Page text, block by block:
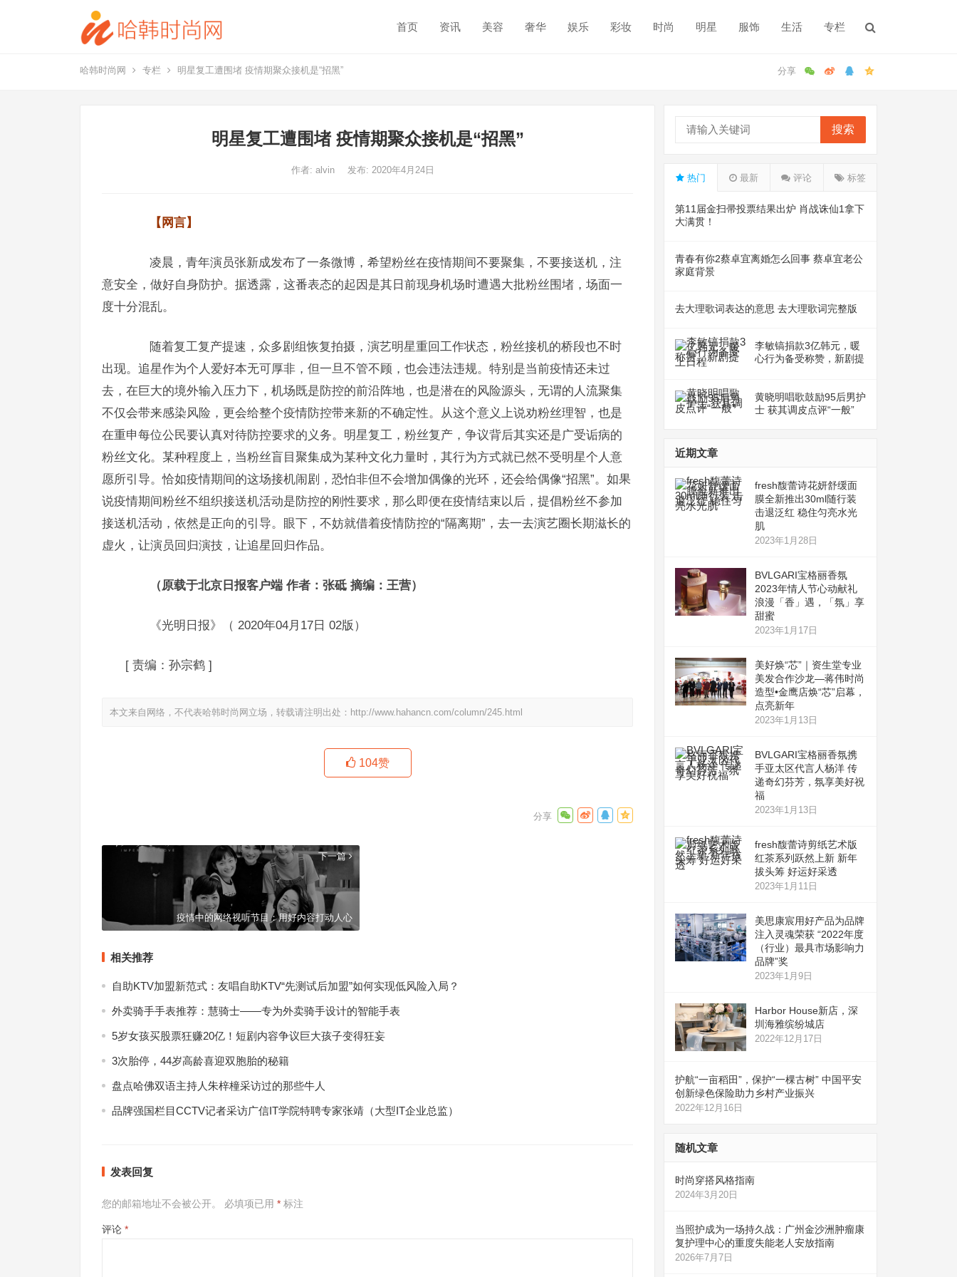
首页 资讯 美容 奢华 娱乐 彩妆 时尚 明星 服饰 生活 专栏
哈韩时尚网 专栏 明星复工遭围堵 疫情期聚众接机是“招黑”
明星复工遭围堵 疫情期聚众接机是“招黑”
作者: alvin 发布: 2020年4月24日
【网言】
凌晨，青年演员张新成发布了一条微博，希望粉丝在疫情期间不要聚集，不要接送机，注
意安全，做好自身防护。据透露，这番表态的起因是其日前现身机场时遭遇大批粉丝围堵，场面一
度十分混乱。
随着复工复产提速，众多剧组恢复拍摄，演艺明星重回工作状态，粉丝接机的桥段也不时
出现。追星作为个人爱好本无可厚非，但一旦不管不顾，也会违法违规。特别是当前疫情还未过
去，在巨大的境外输入压力下，机场既是防控的前沿阵地，也是潜在的风险源头，无谓的人流聚集
不仅会带来感染风险，更会给整个疫情防控带来新的不确定性。从这个意义上说劝粉丝理智，也是
在重申每位公民要认真对待防控要求的义务。明星复工，粉丝复产，争议背后其实还是广受诟病的
粉丝文化。某种程度上，当粉丝盲目聚集成为某种文化力量时，其行为方式就已然不受明星个人意
愿所引导。恰如疫情期间的这场接机闹剧，恐怕非但不会增加偶像的光环，还会给偶像“招黑”。如果
说疫情期间粉丝不组织接送机活动是防控的刚性要求，那么即便在疫情结束以后，提倡粉丝不参加
接送机活动，依然是正向的引导。眼下，不妨就借着疫情防控的“隔离期”，去一去演艺圈长期滋长的
虚火，让演员回归演技，让追星回归作品。
（原载于北京日报客户端 作者：张砥 摘编：王营）
《光明日报》（ 2020年04月17日 02版）
[ 责编：孙宗鹤 ]
本文来自网络，不代表哈韩时尚网立场，转载请注明出处： http://www.hahancn.com/column/245.html
104赞
上一篇 下一篇
疫情中的网络视听节目：用好内容打动人心
相关推荐
自助KTV加盟新范式：友唱自助KTV“先测试后加盟”如何实现低风险入局？
外卖骑手手表推荐：慧骑士——专为外卖骑手设计的智能手表
5岁女孩买股票狂赚20亿！短剧内容争议巨大孩子变得狂妄
3次胎停，44岁高龄喜迎双胞胎的秘籍
盘点哈佛双语主持人朱梓橦采访过的那些牛人
品牌强国栏目CCTV记者采访广信IT学院特聘专家张靖（大型IT企业总监）
发表回复
您的邮箱地址不会被公开。 必填项已用 * 标注
评论 *
搜索
热门 最新 评论 标签
第11届金扫帚投票结果出炉 肖战诛仙1拿下
大满贯！
青春有你2蔡卓宜离婚怎么回事 蔡卓宜老公
家庭背景
去大理歌词表达的意思 去大理歌词完整版
李敏镐捐款3亿韩元，暖
心行为备受称赞，新剧提
黄晓明唱歌鼓励95后男护
士 获其调皮点评“一般”
近期文章
fresh馥蕾诗花妍舒缓面
膜全新推出30ml随行装
击退泛红 稳住匀亮水光
肌
2023年1月28日
BVLGARI宝格丽香氛
2023年情人节心动献礼
浪漫「香」遇，「氛」享
甜蜜
2023年1月17日
美好焕“芯”｜资生堂专业
美发合作沙龙—蒋伟时尚
造型•金鹰店焕“芯”启幕，
点亮新年
2023年1月13日
BVLGARI宝格丽香氛携
手亚太区代言人杨洋 传
递奇幻芬芳，氛享美好祝
福
2023年1月13日
fresh馥蕾诗剪纸艺术版
红茶系列跃然上新 新年
拔头筹 好运好采透
2023年1月11日
美思康宸用好产品为品牌
注入灵魂荣获 “2022年度
（行业）最具市场影响力
品牌”奖
2023年1月9日
Harbor House新店，深
圳海雅缤纷城店
2022年12月17日
护航“一亩稻田”，保护“一棵古树” 中国平安
创新绿色保险助力乡村产业振兴
2022年12月16日
随机文章
时尚穿搭风格指南
2024年3月20日
当照护成为一场持久战：广州金沙洲肿瘤康
复护理中心的重度失能老人安放指南
2026年7月7日